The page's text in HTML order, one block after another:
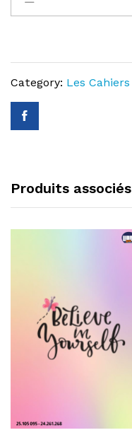
–
quantity
Category: Les Cahiers
Produits associés